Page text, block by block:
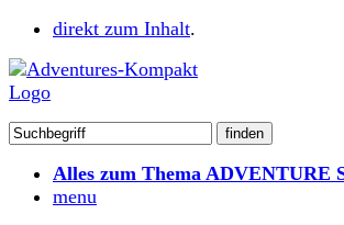
direkt zum Inhalt.
Alles zum Thema ADVENTURE
menu